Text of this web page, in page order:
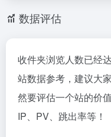
数据评估
收件夹浏览人数已经
站数据参考，建议大
然要评估一个站的价
IP、PV、跳出率等！